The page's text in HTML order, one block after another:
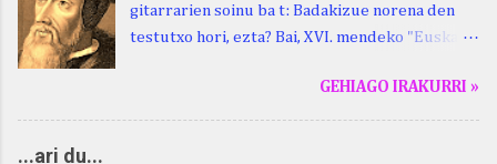
gitarrarien soinu ba t: Badakizue norena den
testutxo hori, ezta? Bai, XVI. mendeko "Euskara
justuri...) hitza berari ikasi genion aspaldixe.
Kontua da, beraren sorterrian, Beskoizen,
GEHIAGO IRAKURRI »
...ari du...